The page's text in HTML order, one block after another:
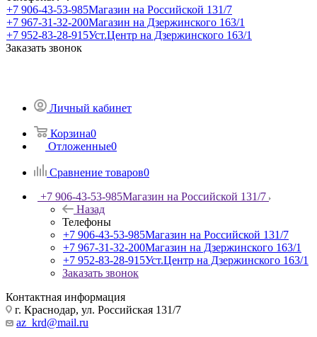
+7 906-43-53-985Магазин на Российской 131/7
+7 967-31-32-200Магазин на Дзержинского 163/1
+7 952-83-28-915Уст.Центр на Дзержинского 163/1
Заказать звонок
Личный кабинет
Корзина0
Отложенные0
Сравнение товаров0
+7 906-43-53-985Магазин на Российской 131/7
Назад
Телефоны
+7 906-43-53-985Магазин на Российской 131/7
+7 967-31-32-200Магазин на Дзержинского 163/1
+7 952-83-28-915Уст.Центр на Дзержинского 163/1
Заказать звонок
Контактная информация
г. Краснодар, ул. Российская 131/7
az_krd@mail.ru